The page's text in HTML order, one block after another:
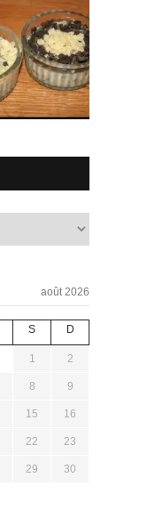
août 2026
S D
1 2
8 9
15 16
22 23
29 30